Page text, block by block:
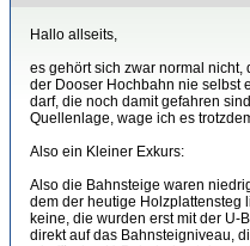
Hallo allseits,
es gehört sich zwar normal
der Dooser Hochbahn nie selbst
darf, die noch damit gefahren
Quellenlage, wage ich es
Also ein Kleiner Exkurs:
Also die Bahnsteige waren
dem der heutige Holzplattensteg
keine, die wurden erst mit der U-
direkt auf das Bahnsteigniveau,